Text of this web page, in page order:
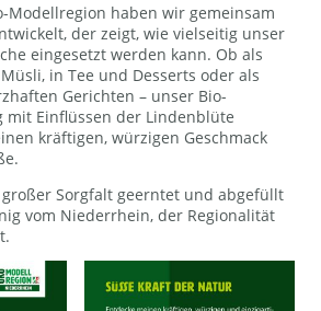
Modellregion haben wir gemeinsam
der zeigt, wie vielseitig unser
eingesetzt werden kann. Ob als
in Tee und Desserts oder als
Gerichten – unser Bio-
mit Einflüssen der Lindenblüte
kräftigen, würzigen Geschmack
großer Sorgfalt geerntet und abgefüllt
vom Niederrhein, der Regionalität